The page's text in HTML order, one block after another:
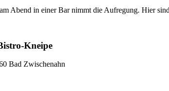
Abend in einer Bar nimmt die Aufregung. Hier
Kneipe
Bad Zwischenahn